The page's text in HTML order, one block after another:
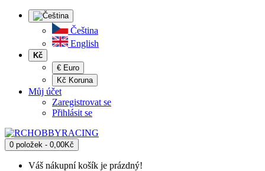
Čeština
English
Kč
€ Euro
Kč Koruna
Můj účet
Zaregistrovat se
Přihlásit se
0 položek - 0,00Kč
Váš nákupní košík je prázdný!